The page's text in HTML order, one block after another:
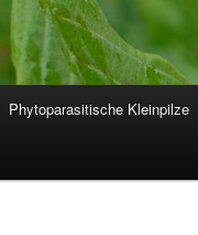
Phytoparasitische Kleinpilze